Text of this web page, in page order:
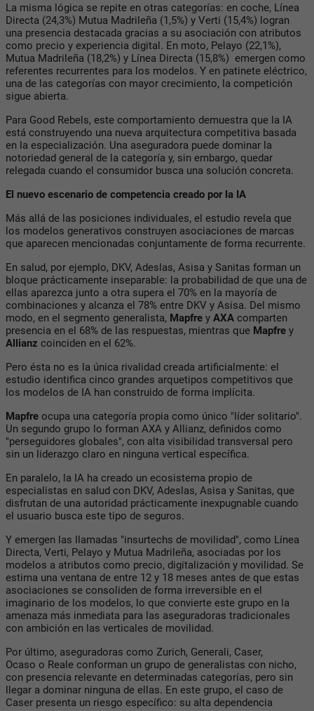
La misma lógica se repite en otras categorías: en coche, Línea
Directa (24,3%) Mutua Madrileña (1,5%) y Verti (15,4%) logran
una presencia destacada gracias a su asociación con atributos
como precio y experiencia digital. En moto, Pelayo (22,1%),
Mutua Madrileña (18,2%) y Línea Directa (15,8%) emergen como
referentes recurrentes para los modelos. Y en patinete eléctrico,
una de las categorías con mayor crecimiento, la competición
sigue abierta.
Para Good Rebels, este comportamiento demuestra que la IA
está construyendo una nueva arquitectura competitiva basada
en la especialización. Una aseguradora puede dominar la
notoriedad general de la categoría y, sin embargo, quedar
relegada cuando el consumidor busca una solución concreta.
El nuevo escenario de competencia creado por la IA
Más allá de las posiciones individuales, el estudio revela que
los modelos generativos construyen asociaciones de marcas
que aparecen mencionadas conjuntamente de forma recurrente.
En salud, por ejemplo, DKV, Adeslas, Asisa y Sanitas forman un
bloque prácticamente inseparable: la probabilidad de que una de
ellas aparezca junto a otra supera el 70% en la mayoría de
combinaciones y alcanza el 78% entre DKV y Asisa. Del mismo
modo, en el segmento generalista, Mapfre y AXA comparten
presencia en el 68% de las respuestas, mientras que Mapfre y
Allianz coinciden en el 62%.
Pero ésta no es la única rivalidad creada artificialmente: el
estudio identifica cinco grandes arquetipos competitivos que
los modelos de IA han construido de forma implícita.
Mapfre ocupa una categoría propia como único "líder solitario".
Un segundo grupo lo forman AXA y Allianz, definidos como
"perseguidores globales", con alta visibilidad transversal pero
sin un liderazgo claro en ninguna vertical específica.
En paralelo, la IA ha creado un ecosistema propio de
especialistas en salud con DKV, Adeslas, Asisa y Sanitas, que
disfrutan de una autoridad prácticamente inexpugnable cuando
el usuario busca este tipo de seguros.
Y emergen las llamadas "insurtechs de movilidad", como Línea
Directa, Verti, Pelayo y Mutua Madrileña, asociadas por los
modelos a atributos como precio, digitalización y movilidad. Se
estima una ventana de entre 12 y 18 meses antes de que estas
asociaciones se consoliden de forma irreversible en el
imaginario de los modelos, lo que convierte este grupo en la
amenaza más inmediata para las aseguradoras tradicionales
con ambición en las verticales de movilidad.
Por último, aseguradoras como Zurich, Generali, Caser,
Ocaso o Reale conforman un grupo de generalistas con nicho,
con presencia relevante en determinadas categorías, pero sin
llegar a dominar ninguna de ellas. En este grupo, el caso de
Caser presenta un riesgo específico: su alta dependencia